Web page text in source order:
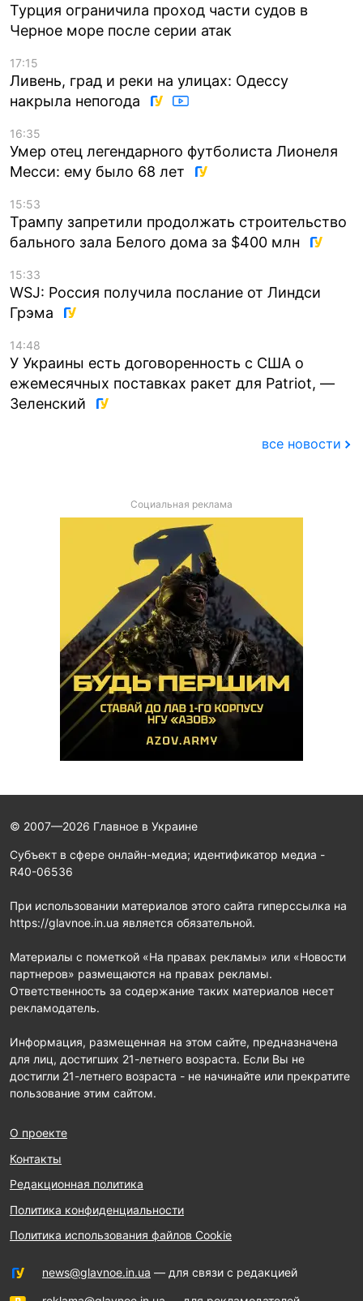
Турция ограничила проход части судов в
Черное море после серии атак
17:15
Ливень, град и реки на улицах: Одессу
накрыла непогода
16:35
Умер отец легендарного футболиста Лионеля
Месси: ему было 68 лет
15:53
Трампу запретили продолжать строительство
бального зала Белого дома за $400 млн
15:33
WSJ: Россия получила послание от Линдси
Грэма
14:48
У Украины есть договоренность с США о
ежемесячных поставках ракет для Patriot, —
Зеленский
все новости
Социальная реклама
© 2007—2026 Главное в Украине
Субъект в сфере онлайн-медиа; идентификатор медиа -
R40-06536
При использовании материалов этого сайта гиперссылка на
https://glavnoe.in.ua является обязательной.
Материалы с пометкой «На правах рекламы» или «Новости
партнеров» размещаются на правах рекламы.
Ответственность за содержание таких материалов несет
рекламодатель.
Информация, размещенная на этом сайте, предназначена
для лиц, достигших 21-летнего возраста. Если Вы не
достигли 21-летнего возраста - не начинайте или прекратите
пользование этим сайтом.
О проекте
Контакты
Редакционная политика
Политика конфиденциальности
Политика использования файлов Cookie
news@glavnoe.in.ua — для связи с редакцией